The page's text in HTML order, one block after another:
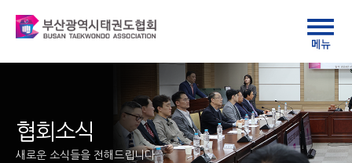
협회소식
새로운 소식들을 전해드립니다